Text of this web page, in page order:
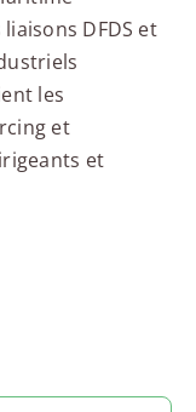
DFDS et
les
et
et